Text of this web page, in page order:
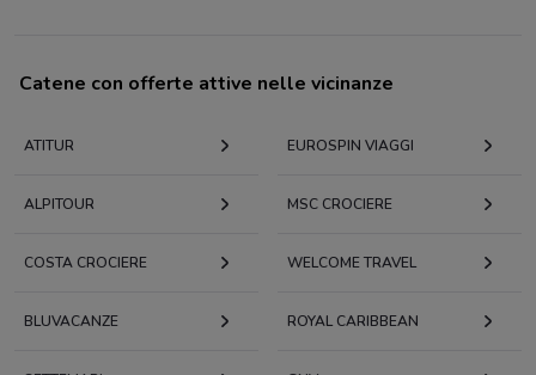
Catene con offerte attive nelle vicinanze
ATITUR EUROSPIN VIAGGI
ALPITOUR MSC CROCIERE
COSTA CROCIERE WELCOME TRAVEL
BLUVACANZE ROYAL CARIBBEAN